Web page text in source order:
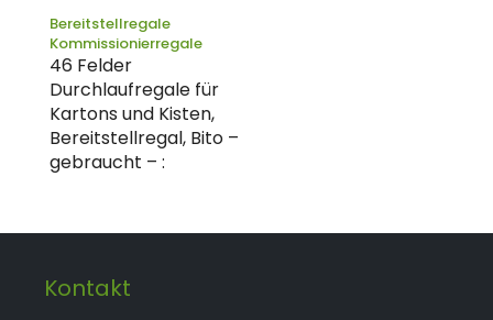
Bereitstellregale
Kommissionierregale
46 Felder
Durchlaufregale für
Kartons und Kisten,
Bereitstellregal, Bito –
gebraucht – :
Kontakt